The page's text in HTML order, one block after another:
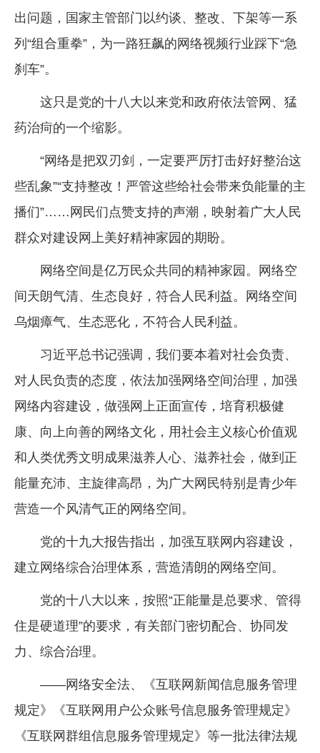
出问题，国家主管部门以约谈、整改、下架等一系
列“组合重拳”，为一路狂飙的网络视频行业踩下“急
刹车”。
这只是党的十八大以来党和政府依法管网、猛
药治疴的一个缩影。
“网络是把双刃剑，一定要严厉打击好好整治这
些乱象”“支持整改！严管这些给社会带来负能量的主
播们”……网民们点赞支持的声潮，映射着广大人民
群众对建设网上美好精神家园的期盼。
网络空间是亿万民众共同的精神家园。网络空
间天朗气清、生态良好，符合人民利益。网络空间
乌烟瘴气、生态恶化，不符合人民利益。
习近平总书记强调，我们要本着对社会负责、
对人民负责的态度，依法加强网络空间治理，加强
网络内容建设，做强网上正面宣传，培育积极健
康、向上向善的网络文化，用社会主义核心价值观
和人类优秀文明成果滋养人心、滋养社会，做到正
能量充沛、主旋律高昂，为广大网民特别是青少年
营造一个风清气正的网络空间。
党的十九大报告指出，加强互联网内容建设，
建立网络综合治理体系，营造清朗的网络空间。
党的十八大以来，按照“正能量是总要求、管得
住是硬道理”的要求，有关部门密切配合、协同发
力、综合治理。
——网络安全法、《互联网新闻信息服务管理
规定》《互联网用户公众账号信息服务管理规定》
《互联网群组信息服务管理规定》等一批法律法规